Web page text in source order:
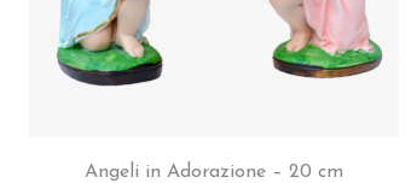
Angeli in Adorazione – 20 cm